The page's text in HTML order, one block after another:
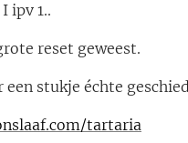
ipv 1..
reset geweest.
stukje échte
tartaria